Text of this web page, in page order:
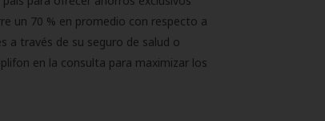
un 70 % en promedio con respecto a
a través de su seguro de salud o
en la consulta para maximizar los